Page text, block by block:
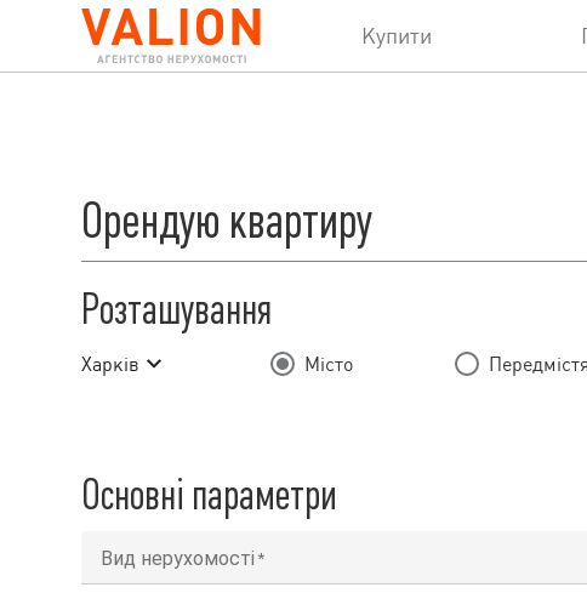
Купити
Орендую квартиру
Розташування
Харків Місто
Основні параметри
Вид нерухомості